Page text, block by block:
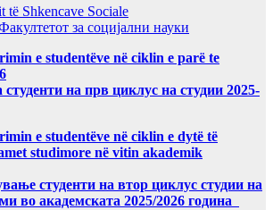
Shkencave Sociale
за социјални науки
e studentëve në ciklin e parë te
студенти на прв циклус на студии 2025-
e studentëve në ciklin e dytë të
studimore në vitin akademik
студенти на втор циклус студии на
во академската 2025/2026 година